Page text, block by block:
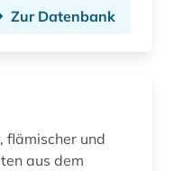
Zur Datenbank
flämischer und
aus dem